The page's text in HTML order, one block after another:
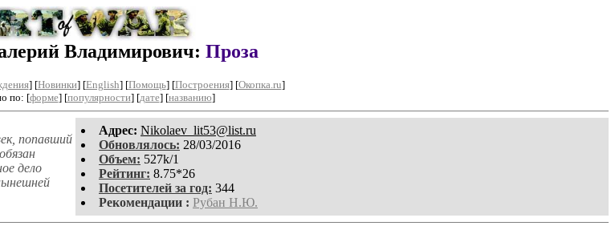
Владимирович: Проза
] [Новинки] [English] [Помощь] [Построения] [Окопка.ru]
по: [форме] [популярности] [дате] [названию]
Aдpeс: Nikolaev_lit53@list.ru
Обновлялось: 28/03/2016
Объем: 527k/1
Рейтинг: 8.75*26
Посетителей за год: 344
Рекомендации : Рубан Н.Ю.
попавший
дело